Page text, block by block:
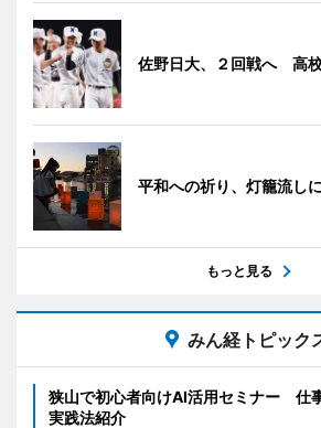
佐野日大、２回戦へ 高
平和への祈り、灯籠流しに
もっと見る
みん経トピック
狭山で初心者向けAI活用セミナー 仕
実践法紹介